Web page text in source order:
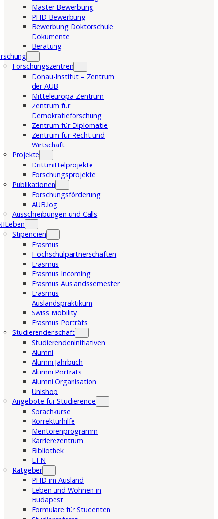
Master Bewerbung
PHD Bewerbung
Bewerbung Doktorschule
Dokumente
Beratung
Forschungszentren
Donau-Institut – Zentrum
der AUB
Mitteleuropa-Zentrum
Zentrum für
Demokratieforschung
Zentrum für Diplomatie
Zentrum für Recht und
Wirtschaft
Projekte
Drittmittelprojekte
Forschungsprojekte
Publikationen
Forschungsförderung
AUB.log
Ausschreibungen und Calls
Stipendien
Erasmus
Hochschulpartnerschaften
Erasmus
Erasmus Incoming
Erasmus Auslandssemester
Erasmus
Auslandspraktikum
Swiss Mobility
Erasmus Porträts
Studierendenschaft
Studierendeninitiativen
Alumni
Alumni Jahrbuch
Alumni Porträts
Alumni Organisation
Unishop
Angebote für Studierende
Sprachkurse
Korrekturhilfe
Mentorenprogramm
Karrierezentrum
Bibliothek
ETN
Ratgeber
PHD im Ausland
Leben und Wohnen in
Budapest
Formulare für Studenten